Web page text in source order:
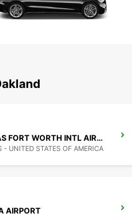
DALLAS FORT WORTH INTL AIRPORT
- UNITED STATES OF AMERICA
AIRPORT